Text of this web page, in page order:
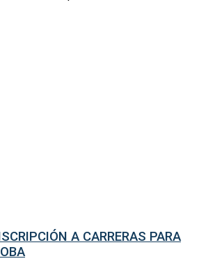
A CARRERAS PARA